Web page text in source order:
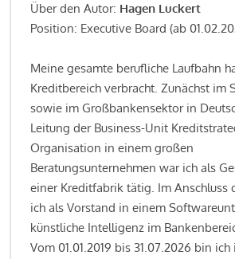
Über den Autor: Hagen Luckert
Position: Executive Board (ab
Meine gesamte berufliche Laufbahn
Kreditbereich verbracht. Zunächst im
sowie im Großbankensektor in
Leitung der Business-Unit
Organisation in einem großen
Beratungsunternehmen war ich als
einer Kreditfabrik tätig. Im Anschluss
ich als Vorstand in einem
künstliche Intelligenz im
Vom 01.01.2019 bis 31.07.2026 bin